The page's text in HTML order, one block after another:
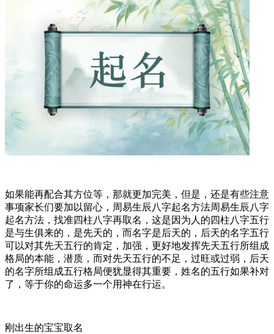
如果能再配合其方位等，那就更加完美，但是，还是有些注意
事项家长们要加以留心，周易生辰八字起名方法周易生辰八字
起名方法，找准四柱八字再取名，这是因为人的四柱八字五行
是与生俱来的，是先天的，而名字是后天的，后天的名字五行
可以对其先天五行的肯定，加强，更好地发挥先天五行所组成
格局的本能，潜质，而对先天五行的不足，过旺或过弱，后天
的名字所组成五行格局便犹显得其重要，姓名的五行如果补对
了，等于你的命运多一个用神在行运。
刚出生的宝宝取名